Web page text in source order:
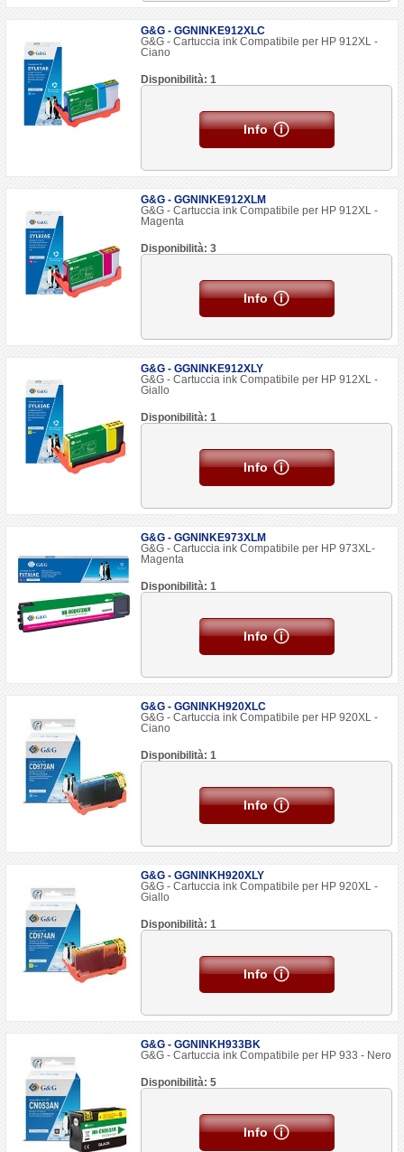
G&G - GGNINKE912XLC
G&G - Cartuccia ink Compatibile per HP 912XL -
Ciano
Disponibilità: 1
Info
G&G - GGNINKE912XLM
G&G - Cartuccia ink Compatibile per HP 912XL -
Magenta
Disponibilità: 3
Info
G&G - GGNINKE912XLY
G&G - Cartuccia ink Compatibile per HP 912XL -
Giallo
Disponibilità: 1
Info
G&G - GGNINKE973XLM
G&G - Cartuccia ink Compatibile per HP 973XL-
Magenta
Disponibilità: 1
Info
G&G - GGNINKH920XLC
G&G - Cartuccia ink Compatibile per HP 920XL -
Ciano
Disponibilità: 1
Info
G&G - GGNINKH920XLY
G&G - Cartuccia ink Compatibile per HP 920XL -
Giallo
Disponibilità: 1
Info
G&G - GGNINKH933BK
G&G - Cartuccia ink Compatibile per HP 933 - Nero
Disponibilità: 5
Info